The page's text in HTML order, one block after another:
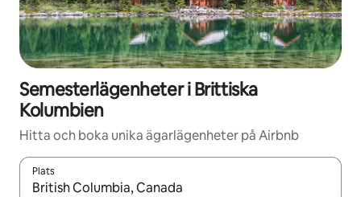
Semesterlägenheter i Brittiska
Kolumbien
Hitta och boka unika ägarlägenheter på Airbnb
Plats
När resultaten är tillgängliga kan du navigera med upp- och